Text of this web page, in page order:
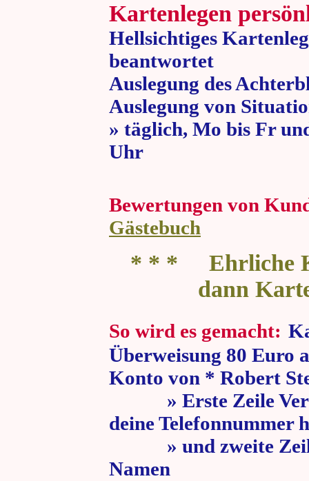
Kartenlegen
Hellsichtiges
beantwortet
Auslegung des
Auslegung von
» täglich, Mo bis Fr
Uhr » 80
Bewertungen von
Gästebuch
* * * Ehrliche
dann
So wird es gemacht:
Überweisung 80 Euro
Konto von * Robert
» Erste Zeile
deine Telefonnummer
» und zweite Zeile
Namen